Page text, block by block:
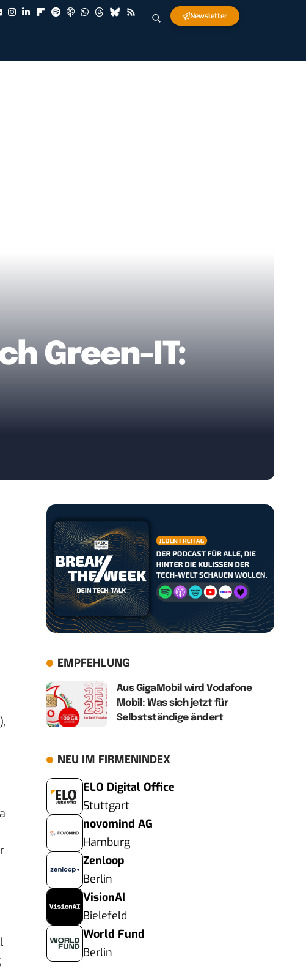
Newsletter
Green-IT:
EMPFEHLUNG
Aus GigaMobil wird Vodafone
Mobil: Was sich jetzt für
Selbstständige ändert
NEU IM FIRMENINDEX
ELO Digital Office
Stuttgart
novomind AG
Hamburg
Zenloop
Berlin
VisionAI
Bielefeld
World Fund
Berlin